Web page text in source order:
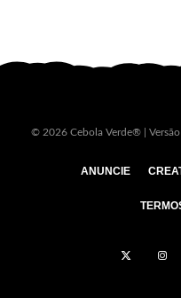
© 2026 Cebola Verde® | Versão
ANUNCIE